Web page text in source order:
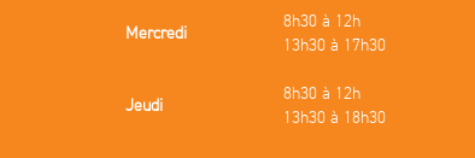
Mercredi
8h30 à 12h
13h30 à 17h30
Jeudi
8h30 à 12h
13h30 à 18h30